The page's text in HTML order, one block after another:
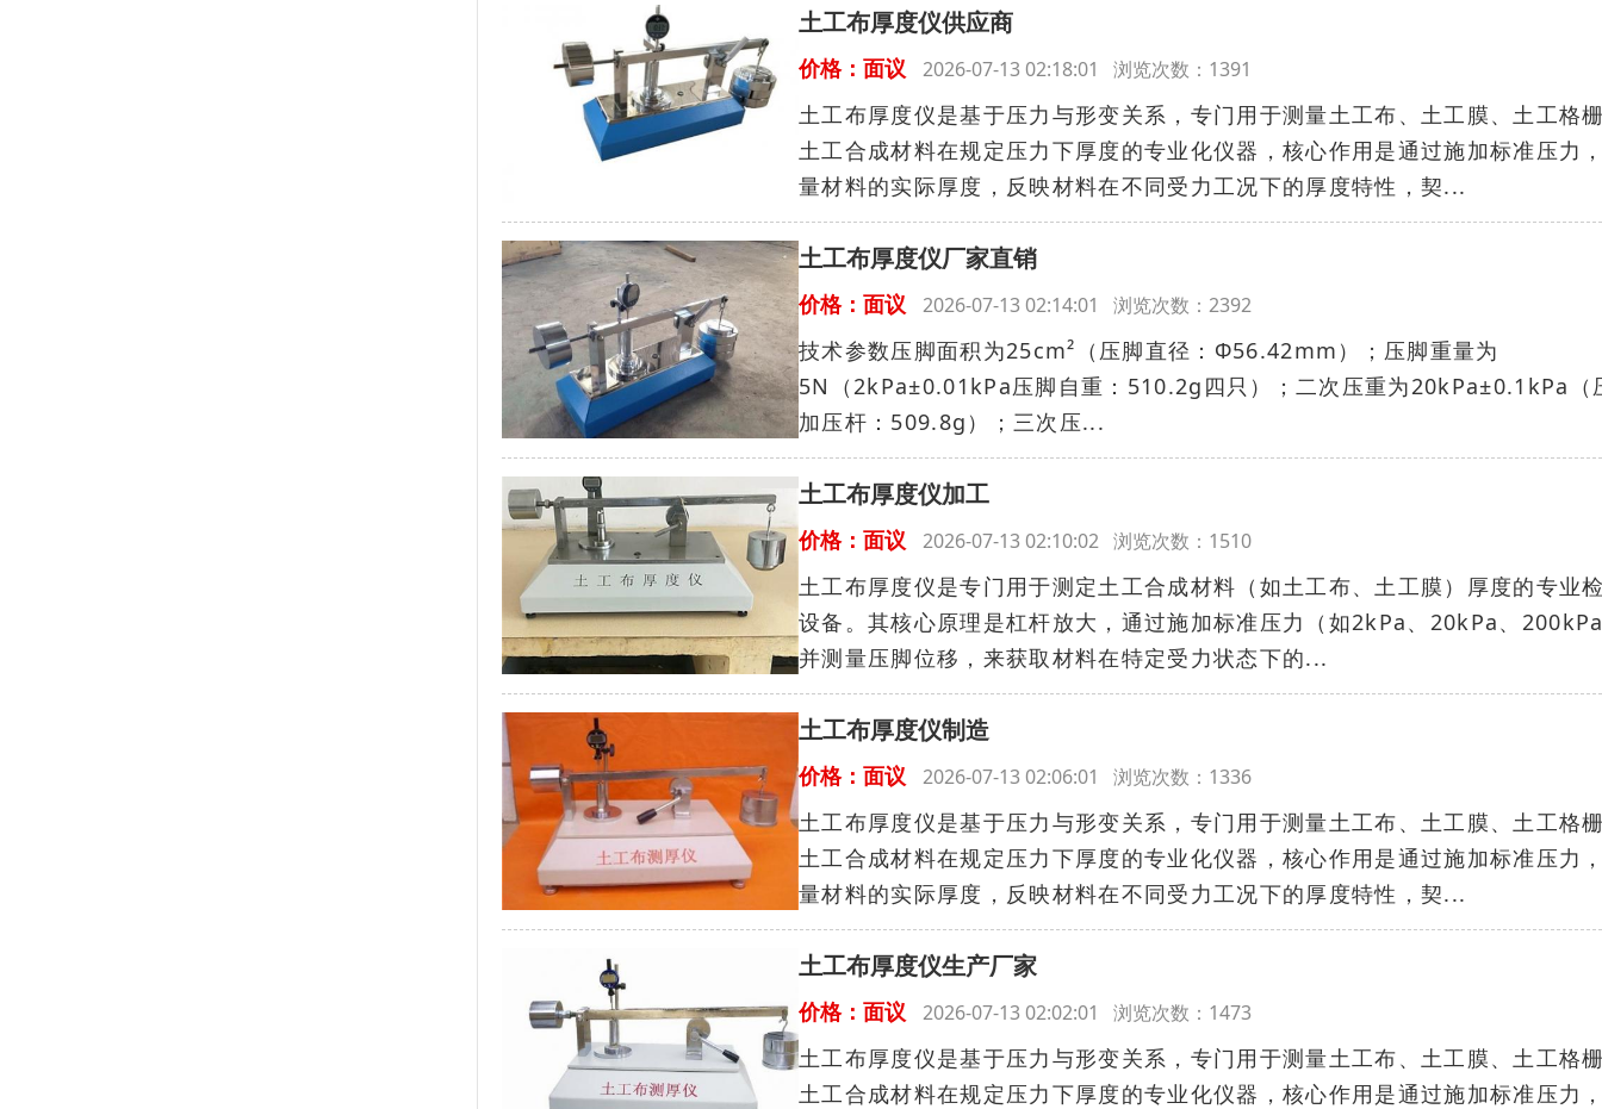
土工布厚度仪供应商
价格：面议 2026-07-13 02:18:01 浏览次数：1391
土工布厚度仪是基于压力与形变关系，专门用于测量土工布、土工膜、土工格
土工合成材料在规定压力下厚度的专业化仪器，核心作用是通过施加标准压力
量材料的实际厚度，反映材料在不同受力工况下的厚度特性，契...
土工布厚度仪厂家直销
价格：面议 2026-07-13 02:14:01 浏览次数：2392
技术参数压脚面积为25cm²（压脚直径：Ф56.42mm）；压脚重量为
5N（2kPa±0.01kPa压脚自重：510.2g四只）；二次压重为20kPa±0.1kPa（
加压杆：509.8g）；三次压...
土工布厚度仪加工
价格：面议 2026-07-13 02:10:02 浏览次数：1510
土工布厚度仪是专门用于测定土工合成材料（如土工布、土工膜）厚度的专业
设备。其核心原理是杠杆放大，通过施加标准压力（如2kPa、20kPa、
并测量压脚位移，来获取材料在特定受力状态下的...
土工布厚度仪制造
价格：面议 2026-07-13 02:06:01 浏览次数：1336
土工布厚度仪是基于压力与形变关系，专门用于测量土工布、土工膜、土工格
土工合成材料在规定压力下厚度的专业化仪器，核心作用是通过施加标准压力
量材料的实际厚度，反映材料在不同受力工况下的厚度特性，契...
土工布厚度仪生产厂家
价格：面议 2026-07-13 02:02:01 浏览次数：1473
土工布厚度仪是基于压力与形变关系，专门用于测量土工布、土工膜、土工格
土工合成材料在规定压力下厚度的专业化仪器，核心作用是通过施加标准压力